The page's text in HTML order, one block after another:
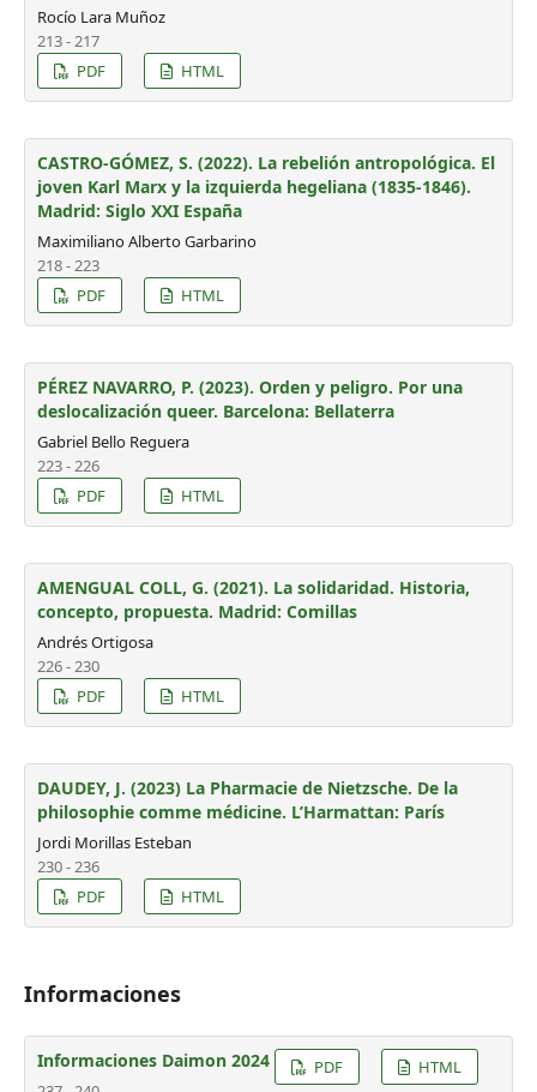
Rocío Lara Muñoz
213 - 217
PDF
HTML
CASTRO-GÓMEZ, S. (2022). La rebelión antropológica. El
joven Karl Marx y la izquierda hegeliana (1835-1846).
Madrid: Siglo XXI España
Maximiliano Alberto Garbarino
218 - 223
PDF
HTML
PÉREZ NAVARRO, P. (2023). Orden y peligro. Por una
deslocalización queer. Barcelona: Bellaterra
Gabriel Bello Reguera
223 - 226
PDF
HTML
AMENGUAL COLL, G. (2021). La solidaridad. Historia,
concepto, propuesta. Madrid: Comillas
Andrés Ortigosa
226 - 230
PDF
HTML
DAUDEY, J. (2023) La Pharmacie de Nietzsche. De la
philosophie comme médicine. L’Harmattan: París
Jordi Morillas Esteban
230 - 236
PDF
HTML
Informaciones
Informaciones Daimon 2024 PDF HTML